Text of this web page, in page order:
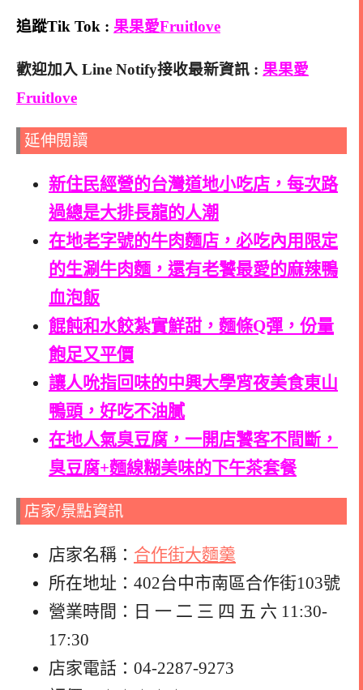
追蹤Tik Tok : 果果愛Fruitlove
歡迎加入 Line Notify接收最新資訊 : 果果愛
Fruitlove
延伸閱讀
新住民經營的台灣道地小吃店，每次路
過總是大排長龍的人潮
在地老字號的牛肉麵店，必吃內用限定
的生涮牛肉麵，還有老饕最愛的麻辣鴨
血泡飯
餛飩和水餃紮實鮮甜，麵條Q彈，份量
飽足又平價
讓人吮指回味的中興大學宵夜美食東山
鴨頭，好吃不油膩
在地人氣臭豆腐，一開店饕客不間斷，
臭豆腐+麵線糊美味的下午茶套餐
店家/景點資訊
店家名稱： 合作街大麵羹
所在地址：402台中市南區合作街103號
營業時間：日 一 二 三 四 五 六 11:30-
17:30
店家電話：04-2287-9273